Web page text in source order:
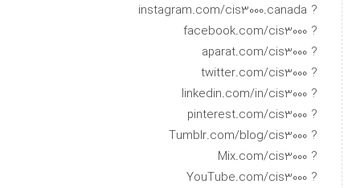
? instagram.com/cis3000.canada
? facebook.com/cis3000
? aparat.com/cis3000
? twitter.com/cis3000
? linkedin.com/in/cis3000
? pinterest.com/cis3000
? Tumblr.com/blog/cis3000
? Mix.com/cis3000
? YouTube.com/cis3000